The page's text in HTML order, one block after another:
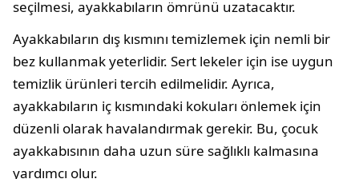
seçilmesi, ayakkabıların ömrünü uzatacaktır.
Ayakkabıların dış kısmını temizlemek için nemli bir
bez kullanmak yeterlidir. Sert lekeler için ise uygun
temizlik ürünleri tercih edilmelidir. Ayrıca,
ayakkabıların iç kısmındaki kokuları önlemek için
düzenli olarak havalandırmak gerekir. Bu, çocuk
ayakkabısının daha uzun süre sağlıklı kalmasına
yardımcı olur.